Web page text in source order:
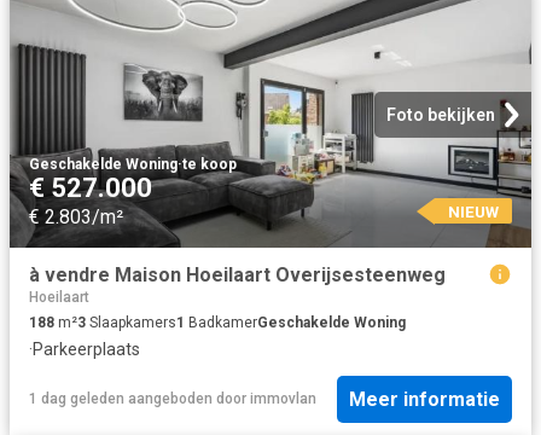
Foto bekijken
Geschakelde Woning·te koop
€ 527.000
€ 2.803/m² NIEUW
à vendre Maison Hoeilaart Overijsesteenweg
Hoeilaart
188 m²3 Slaapkamers1 BadkamerGeschakelde Woning
·Parkeerplaats
1 dag geleden aangeboden door immovlan Meer informatie